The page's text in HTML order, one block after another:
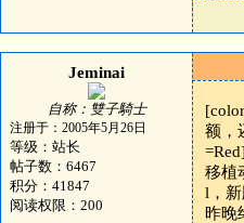
Jeminai
自称：雙子騎士
注册于：2005年5月26日
等级：站长
帖子数：6467
积分：41847
阅读权限：200
额，
移植
l，
昨晚